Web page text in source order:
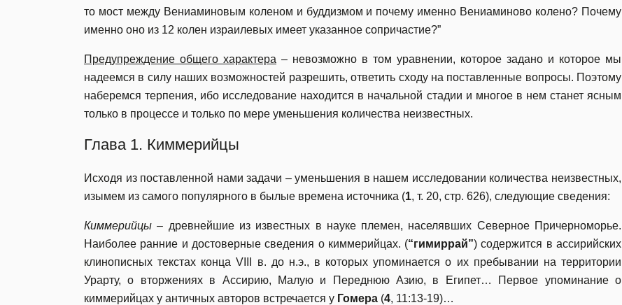
то мост между Вениаминовым коленом и буддизмом и почему именно Вениаминово колено? Почему
именно оно из 12 колен израилевых имеет указанное сопричастие?”
Предупреждение общего характера – невозможно в том уравнении, которое задано и которое мы
надеемся в силу наших возможностей разрешить, ответить сходу на поставленные вопросы. Поэтому
наберемся терпения, ибо исследование находится в начальной стадии и многое в нем станет ясным
только в процессе и только по мере уменьшения количества неизвестных.
Глава 1. Киммерийцы
Исходя из поставленной нами задачи – уменьшения в нашем исследовании количества неизвестных,
изымем из самого популярного в былые времена источника (1, т. 20, стр. 626), следующие сведения:
Киммерийцы – древнейшие из известных в науке племен, населявших Северное Причерноморье.
Наиболее ранние и достоверные сведения о киммерийцах. (“гимиррай”) содержится в ассирийских
клинописных текстах конца VIII в. до н.э., в которых упоминается о их пребывании на территории
Урарту, о вторжениях в Ассирию, Малую и Переднюю Азию, в Египет… Первое упоминание о
киммерийцах у античных авторов встречается у Гомера (4, 11:13-19)…